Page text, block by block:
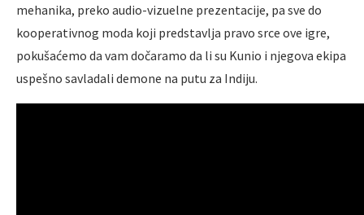
mehanika, preko audio-vizuelne prezentacije, pa sve do
kooperativnog moda koji predstavlja pravo srce ove igre,
pokušaćemo da vam dočaramo da li su Kunio i njegova ekipa
uspešno savladali demone na putu za Indiju.